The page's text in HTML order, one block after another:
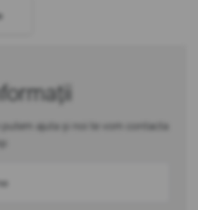
putem ajuta și noi te vom contacta